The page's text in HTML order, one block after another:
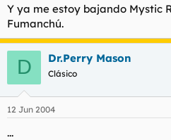
Y ya me estoy bajando Mystic
Fumanchú.
D Dr.Perry Mason
Clásico
12 Jun 2004
...